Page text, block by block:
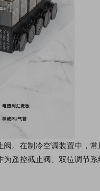
。在制冷空调装置中，
遥控截止阀、双位调节